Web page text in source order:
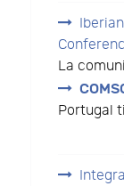
La
Portugal